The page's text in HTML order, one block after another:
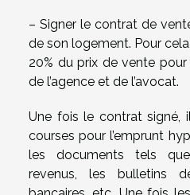
– Signer le contrat de
de son logement. Pour
20% du prix de vente
de l’agence et de l’avocat.
Une fois le contrat signé,
courses pour l’emprunt
les documents tels
revenus, les bulletins